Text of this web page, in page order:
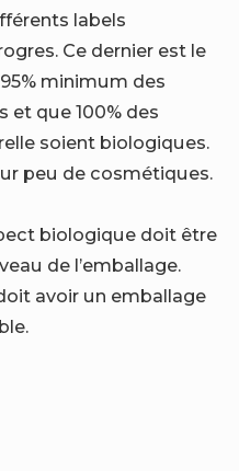
labels
Ce dernier est le
minimum des
et que 100% des
soient biologiques.
peu de cosmétiques.
biologique doit être
de l’emballage.
avoir un emballage